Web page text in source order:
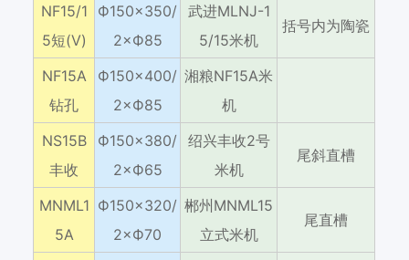
NF15/1
5短(V)
Ф150×350/
2×Ф85
武进MLNJ-1
5/15米机
括号内为陶瓷
NF15A
钻孔
Ф150×400/
2×Ф85
湘粮NF15A米
机
NS15B
丰收
Ф150×380/
2×Ф65
绍兴丰收2号
米机
尾斜直槽
MNML1
5A
Ф150×320/
2×Ф70
郴州MNML15
立式米机
尾直槽